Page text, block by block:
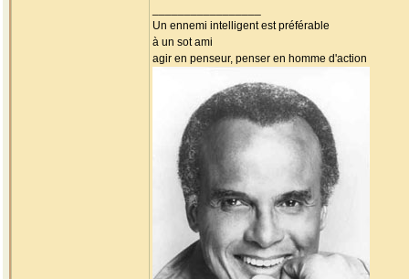
Un ennemi intelligent est préférable
à un sot ami
agir en penseur, penser en homme d'action